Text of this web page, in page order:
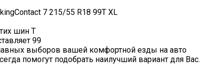
7 215/55 R18 99T XL
шин T
99
выборов вашей комфортной езды на авто
помогут подобрать наилучший вариант для Вас.